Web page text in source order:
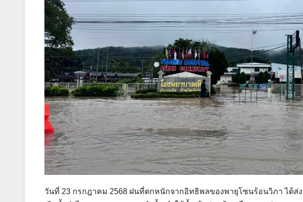
วันที่ 23 กรกฎาคม 2568 ฝนที่ตกหนักจากอิทธิพลของพายุโซนร้อนวิภา ได้ส่